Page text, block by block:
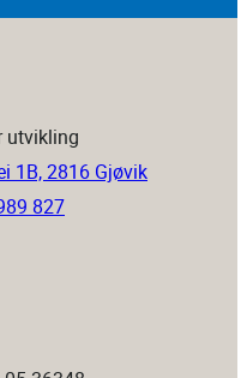
utvikling
1B, 2816 Gjøvik
827